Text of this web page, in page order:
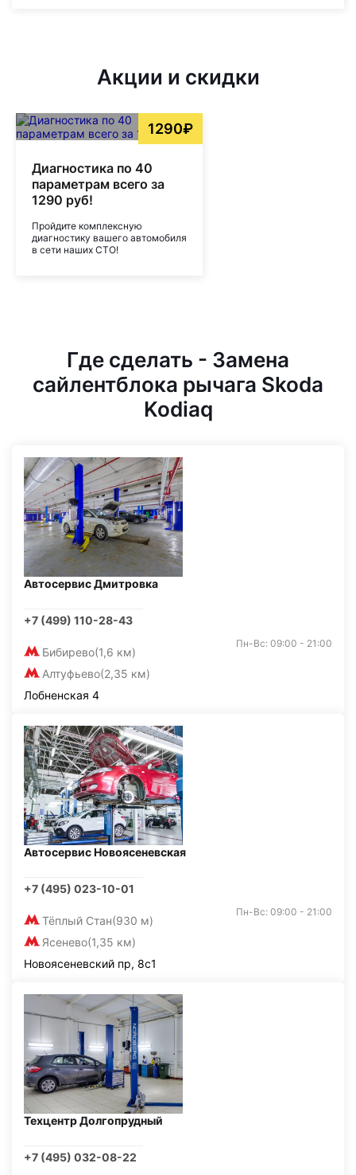
Акции и скидки
1290₽
Диагностика по 40
параметрам всего за
1290 руб!
Пройдите комплексную
диагностику вашего автомобиля
в сети наших СТО!
Где сделать - Замена
сайлентблока рычага Skoda
Kodiaq
Автосервис Дмитровка
+7 (499) 110-28-43
Бибирево(1,6 км)
Алтуфьево(2,35 км)
Пн-Вс: 09:00 - 21:00
Лобненская 4
Автосервис Новоясеневская
+7 (495) 023-10-01
Тёплый Стан(930 м)
Ясенево(1,35 км)
Пн-Вс: 09:00 - 21:00
Новоясеневский пр, 8с1
Техцентр Долгопрудный
+7 (495) 032-08-22